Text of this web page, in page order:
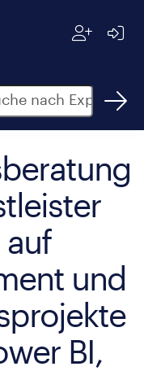
auf
und
BI,